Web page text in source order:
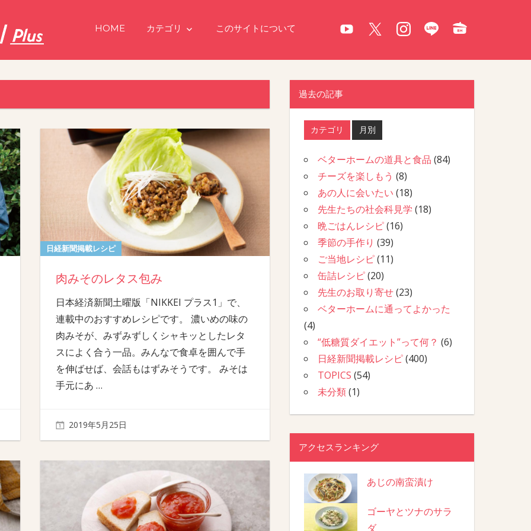
HOME カテゴリ このサイトについて
日経新聞掲載レシピ
肉みそのレタス包み
日本経済新聞土曜版「NIKKEI プラス1」で、
連載中のおすすめレシピです。 濃いめの味の
肉みそが、みずみずしくシャキッとしたレタ
スによく合う一品。みんなで食卓を囲んで手
を伸ばせば、会話もはずみそうです。 みそは
手元にあ …
2019年5月25日
過去の記事
カテゴリ 月別
ベターホームの道具と食品 (84)
チーズを楽しもう (8)
あの人に会いたい (18)
先生たちの社会科見学 (18)
晩ごはんレシピ(16)
季節の手作り (39)
ご当地レシピ(11)
缶詰レシピ(20)
先生のお取り寄せ(23)
ベターホームに通ってよかった
(4)
“低糖質ダイエット”って何？ (6)
日経新聞掲載レシピ(400)
TOPICS (54)
未分類(1)
アクセスランキング
あじの南蛮漬け
ゴーヤとツナのサラ
ダ